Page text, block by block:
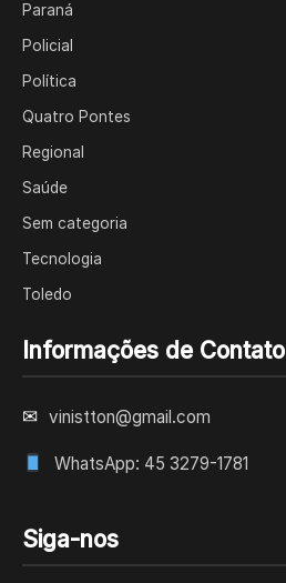
Paraná
Policial
Política
Quatro Pontes
Regional
Saúde
Sem categoria
Tecnologia
Toledo
Informações de Contato
✉ vinistton@gmail.com
WhatsApp: 45 3279-1781
Siga-nos